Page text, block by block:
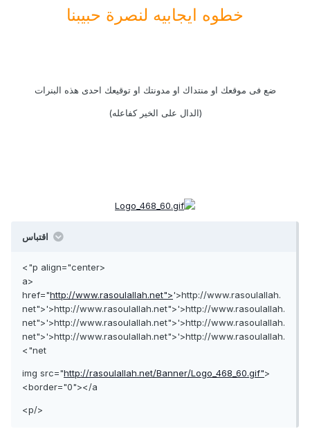
خطوه ايجابيه لنصرة حبيبنا
ضع فى موقعك او منتداك او مدونتك او توقيعك احدى هذه البنرات
(الدال على الخير كفاعله)
اقتباس
<p align="center">
<a
href="http://www.rasoulallah.net">'>http://www.rasoulallah.
net">'>http://www.rasoulallah.net">'>http://www.rasoulallah.
net">'>http://www.rasoulallah.net">'>http://www.rasoulallah.
net">'>http://www.rasoulallah.net">'>http://www.rasoulallah.
net">
<img src="
http://rasoulallah.net/Banner/Logo_468_60.gif"
border="0"></a>
</p>